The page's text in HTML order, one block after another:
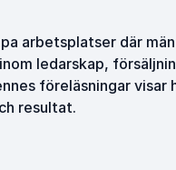
arbetsplatser där
ledarskap,
föreläsningar visar
resultat.